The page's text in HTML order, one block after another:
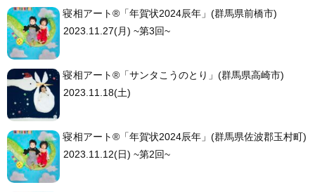
寝相アート®︎「年賀状2024辰年」(群馬県前橋市)
2023.11.27(月) ~第3回~
寝相アート®「サンタこうのとり」(群馬県高崎市)
2023.11.18(土)
寝相アート®︎「年賀状2024辰年」(群馬県佐波郡玉村町)
2023.11.12(日) ~第2回~